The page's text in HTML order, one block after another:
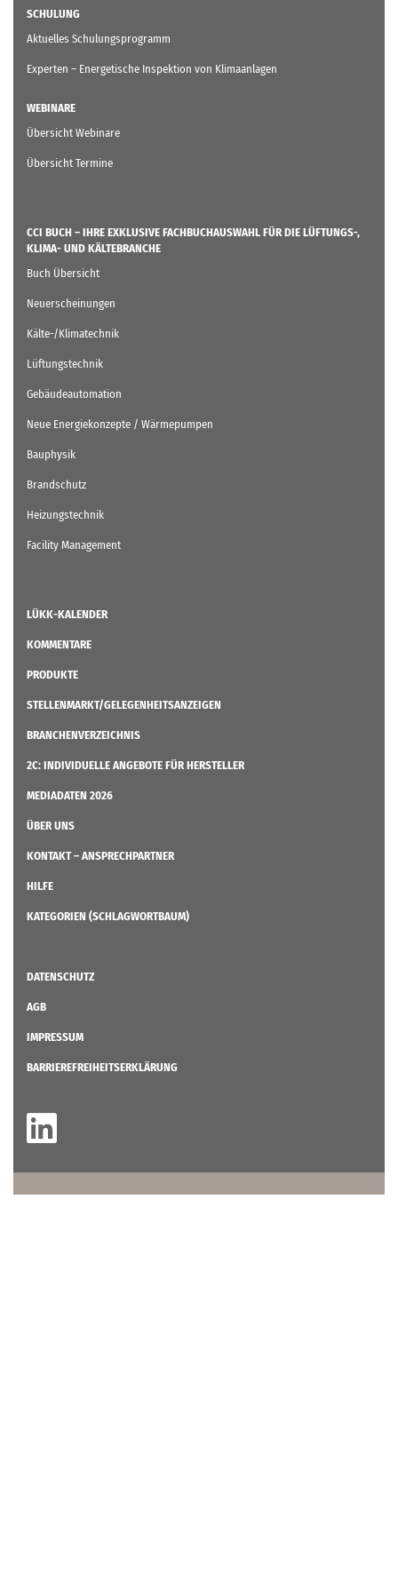
SCHULUNG
Aktuelles Schulungsprogramm
Experten – Energetische Inspektion von Klimaanlagen
WEBINARE
Übersicht Webinare
Übersicht Termine
CCI BUCH – IHRE EXKLUSIVE FACHBUCHAUSWAHL FÜR DIE LÜFTUNGS-,
KLIMA- UND KÄLTEBRANCHE
Buch Übersicht
Neuerscheinungen
Kälte-/Klimatechnik
Lüftungstechnik
Gebäudeautomation
Neue Energiekonzepte / Wärmepumpen
Bauphysik
Brandschutz
Heizungstechnik
Facility Management
LÜKK-KALENDER
KOMMENTARE
PRODUKTE
STELLENMARKT/GELEGENHEITSANZEIGEN
BRANCHENVERZEICHNIS
2C: INDIVIDUELLE ANGEBOTE FÜR HERSTELLER
MEDIADATEN 2026
ÜBER UNS
KONTAKT – ANSPRECHPARTNER
HILFE
KATEGORIEN (SCHLAGWORTBAUM)
DATENSCHUTZ
AGB
IMPRESSUM
BARRIEREFREIHEITSERKLÄRUNG